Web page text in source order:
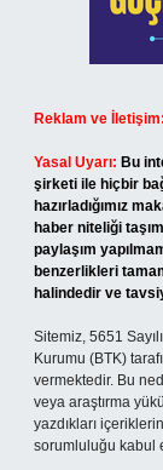
Reklam ve İletişim:
Yasal Uyarı: Bu
şirketi ile hiçbir
hazırladığımız
haber niteliği
paylaşım
benzerlikleri
halindedir ve
Sitemiz, 5651
Kurumu (BTK)
vermektedir. Bu
veya araştırma
yazdıkları
sorumluluğu kabul